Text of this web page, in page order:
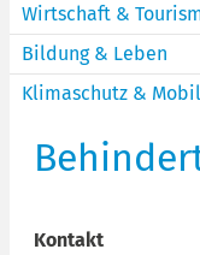
Wirtschaft &
Bildung & Leben
Klimaschutz &
Kontakt